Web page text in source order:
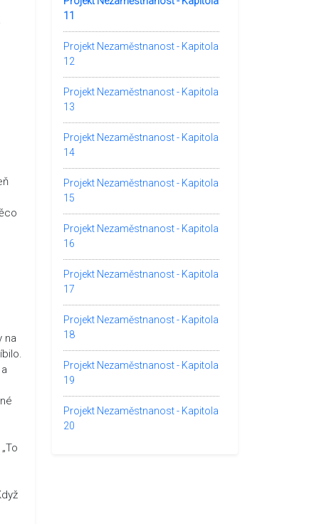
na
11
Projekt Nezaměstnanost - Kapitola
12
Projekt Nezaměstnanost - Kapitola
13
Projekt Nezaměstnanost - Kapitola
14
Projekt Nezaměstnanost - Kapitola
15
Projekt Nezaměstnanost - Kapitola
16
Projekt Nezaměstnanost - Kapitola
17
Projekt Nezaměstnanost - Kapitola
18
Projekt Nezaměstnanost - Kapitola
19
Projekt Nezaměstnanost - Kapitola
20